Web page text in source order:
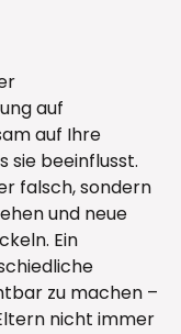
auf
auf Ihre
sie beeinflusst.
falsch, sondern
und neue
Ein
zu machen –
nicht immer